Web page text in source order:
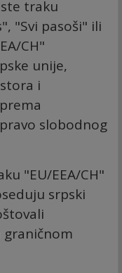
traku
"Svi pasoši" ili
CH"
unije,
i
slobodnog
"EU/EEA/CH"
srpski
graničnom